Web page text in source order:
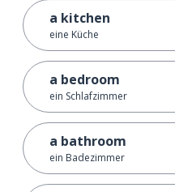
a kitchen
eine Küche
a bedroom
ein Schlafzimmer
a bathroom
ein Badezimmer